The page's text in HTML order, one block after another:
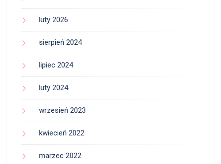
luty 2026
sierpień 2024
lipiec 2024
luty 2024
wrzesień 2023
kwiecień 2022
marzec 2022